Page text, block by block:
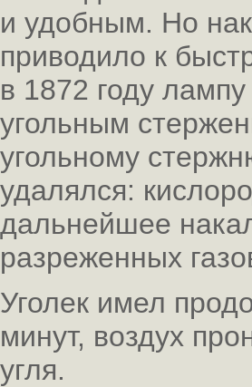
и удобным. Но
приводило к
в 1872 году
угольным
угольному
удалялся:
дальнейшее
разреженных
Уголек имел
минут, воздух
угля.